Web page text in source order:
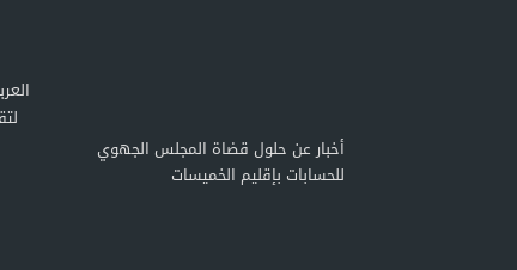
أخبار عن حلول قضاة المجلس الجهوي
للحسابات بإقليم الخميسات